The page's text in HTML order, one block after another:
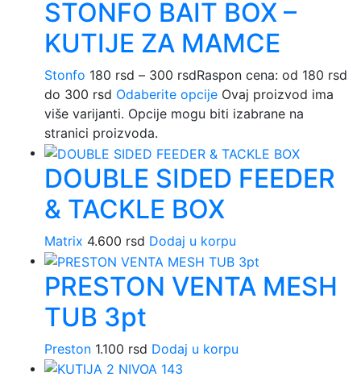
STONFO BAIT BOX –
KUTIJE ZA MAMCE
Stonfo 180 rsd – 300 rsdRaspon cena: od 180 rsd
do 300 rsd Odaberite opcije Ovaj proizvod ima
više varijanti. Opcije mogu biti izabrane na
stranici proizvoda.
DOUBLE SIDED FEEDER
& TACKLE BOX
Matrix 4.600 rsd Dodaj u korpu
PRESTON VENTA MESH
TUB 3pt
Preston 1.100 rsd Dodaj u korpu